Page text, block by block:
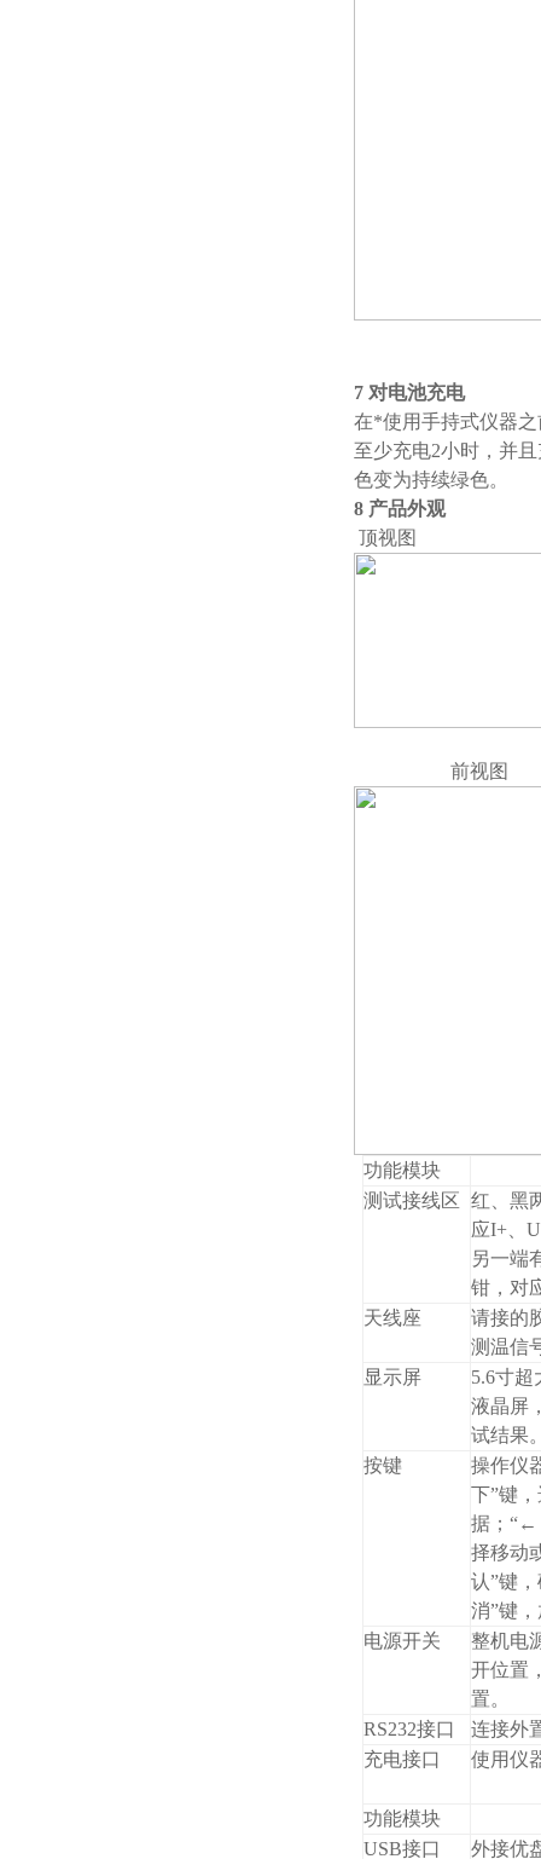
7 对电池充电
在*使用手持式仪器
至少充电2小时，并
色变为持续绿色。
8 产品外观
顶视图
前视
功能模块
测试接线区 红、黑
应I+、
另一端
钳，对
天线座
请接的
测温信
显示屏
5.6寸
液晶屏
试结果
按键
操作仪
下”键
据；
择移动
认”键
消”键
电源开关
整机电
开位置
置。
RS232接口
连接外
充电接口
使用仪
功能模块
USB接口
外接优